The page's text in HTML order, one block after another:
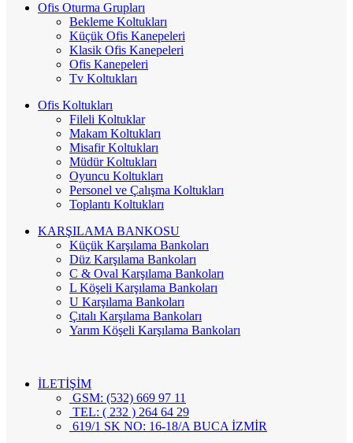
Ofis Oturma Grupları
Bekleme Koltukları
Küçük Ofis Kanepeleri
Klasik Ofis Kanepeleri
Ofis Kanepeleri
Tv Koltukları
Ofis Koltukları
Fileli Koltuklar
Makam Koltukları
Misafir Koltukları
Müdür Koltukları
Oyuncu Koltukları
Personel ve Çalışma Koltukları
Toplantı Koltukları
KARŞILAMA BANKOSU
Küçük Karşılama Bankoları
Düz Karşılama Bankoları
C & Oval Karşılama Bankoları
L Köşeli Karşılama Bankoları
U Karşılama Bankoları
Çıtalı Karşılama Bankoları
Yarım Köşeli Karşılama Bankoları
İLETİŞİM
GSM: (532) 669 97 11
TEL: ( 232 ) 264 64 29
619/1 SK NO: 16-18/A BUCA İZMİR